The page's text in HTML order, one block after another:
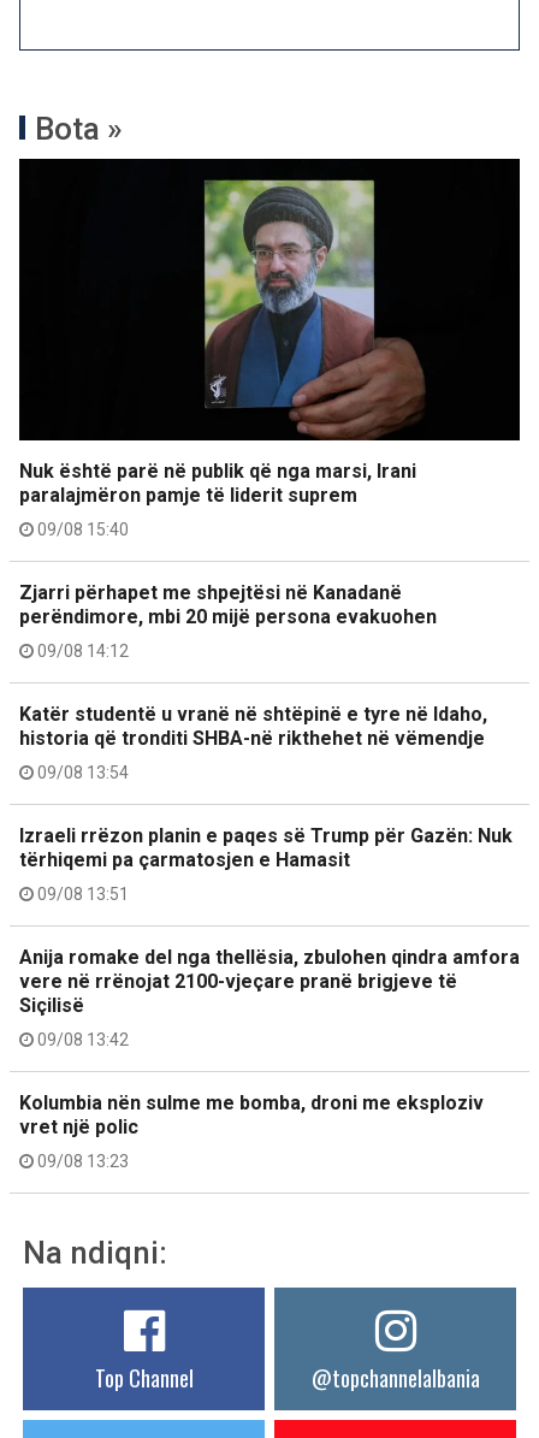
Bota »
Nuk është parë në publik që nga marsi, Irani
paralajmëron pamje të liderit suprem
09/08 15:40
Zjarri përhapet me shpejtësi në Kanadanë
perëndimore, mbi 20 mijë persona evakuohen
09/08 14:12
Katër studentë u vranë në shtëpinë e tyre në Idaho,
historia që tronditi SHBA-në rikthehet në vëmendje
09/08 13:54
Izraeli rrëzon planin e paqes së Trump për Gazën: Nuk
tërhiqemi pa çarmatosjen e Hamasit
09/08 13:51
Anija romake del nga thellësia, zbulohen qindra amfora
vere në rrënojat 2100-vjeçare pranë brigjeve të
Siçilisë
09/08 13:42
Kolumbia nën sulme me bomba, droni me eksploziv
vret një polic
09/08 13:23
Na ndiqni:
Top Channel @topchannelalbania